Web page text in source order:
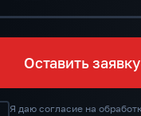
Оставить заявку
Я даю согласие на